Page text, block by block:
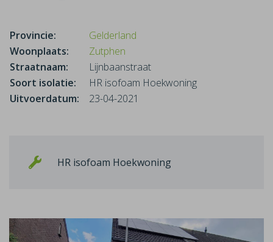
Provincie:
Gelderland
Woonplaats:
Zutphen
Straatnaam:
Lijnbaanstraat
Soort isolatie:
HR isofoam Hoekwoning
Uitvoerdatum:
23-04-2021
HR isofoam Hoekwoning